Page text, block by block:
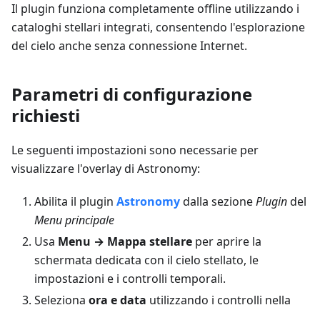
Il plugin funziona completamente offline utilizzando i
cataloghi stellari integrati, consentendo l'esplorazione
del cielo anche senza connessione Internet.
Parametri di configurazione
richiesti
Le seguenti impostazioni sono necessarie per
visualizzare l'overlay di Astronomy:
Abilita il plugin Astronomydalla sezionePlugindel
Menu principale
Usa Menu → Mappa stellare per aprire la
schermata dedicata con il cielo stellato, le
impostazioni e i controlli temporali.
Seleziona ora e data utilizzando i controlli nella